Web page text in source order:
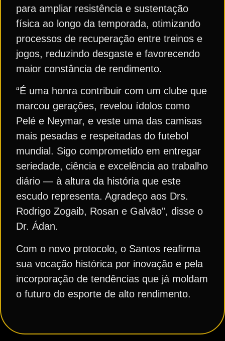
para ampliar resistência e sustentação
física ao longo da temporada, otimizando
processos de recuperação entre treinos e
jogos, reduzindo desgaste e favorecendo
maior constância de rendimento.
“É uma honra contribuir com um clube que
marcou gerações, revelou ídolos como
Pelé e Neymar, e veste uma das camisas
mais pesadas e respeitadas do futebol
mundial. Sigo comprometido em entregar
seriedade, ciência e excelência ao trabalho
diário — à altura da história que este
escudo representa. Agradeço aos Drs.
Rodrigo Zogaib, Rosan e Galvão”, disse o
Dr. Ádan.
Com o novo protocolo, o Santos reafirma
sua vocação histórica por inovação e pela
incorporação de tendências que já moldam
o futuro do esporte de alto rendimento.